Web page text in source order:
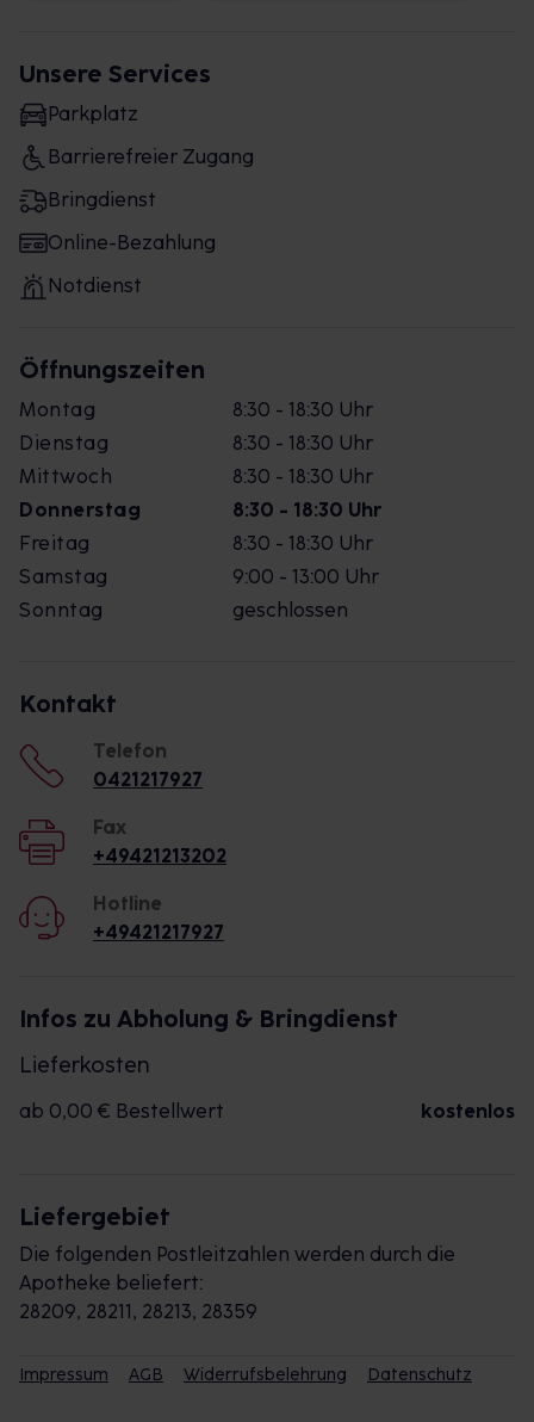
Unsere Services
Parkplatz
Barrierefreier Zugang
Bringdienst
Online-Bezahlung
Notdienst
Öffnungszeiten
Montag
8:30 - 18:30 Uhr
Dienstag
8:30 - 18:30 Uhr
Mittwoch
8:30 - 18:30 Uhr
Donnerstag
8:30 - 18:30 Uhr
Freitag
8:30 - 18:30 Uhr
Samstag
9:00 - 13:00 Uhr
Sonntag
geschlossen
Kontakt
Telefon
0421217927
Fax
+49421213202
Hotline
+49421217927
Infos zu Abholung & Bringdienst
Lieferkosten
ab 0,00 € Bestellwert kostenlos
Liefergebiet
Die folgenden Postleitzahlen werden durch die
Apotheke beliefert:
28209, 28211, 28213, 28359
Impressum AGB Widerrufsbelehrung Datenschutz